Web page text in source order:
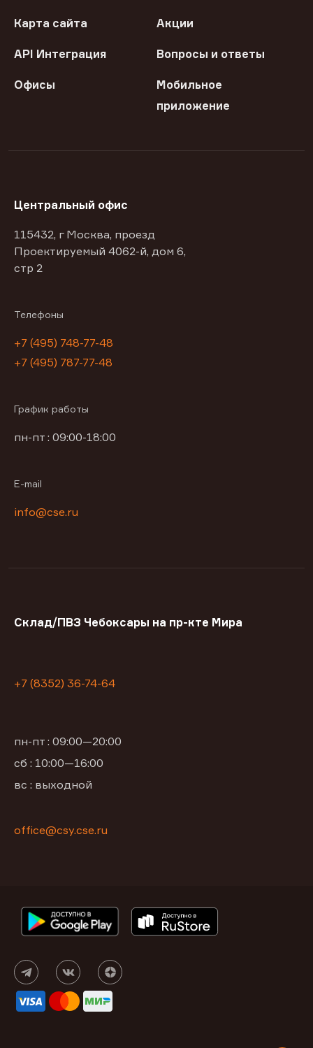
Карта сайта Акции
API Интеграция Вопросы и ответы
Офисы
Мобильное
приложение
Центральный офис
115432, г Москва, проезд
Проектируемый 4062-й, дом 6,
стр 2
Телефоны
+7 (495) 748-77-48
+7 (495) 787-77-48
График работы
пн-пт : 09:00-18:00
E-mail
info@cse.ru
Склад/ПВЗ Чебоксары на пр-кте Мира
+7 (8352) 36-74-64
пн-пт : 09:00—20:00
сб : 10:00—16:00
вс : выходной
office@csy.cse.ru